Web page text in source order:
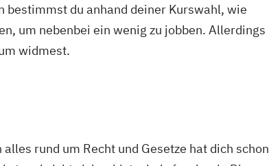
bestimmst du anhand deiner Kurswahl, wie
um nebenbei ein wenig zu jobben. Allerdings
widmest.
rund um Recht und Gesetze hat dich schon